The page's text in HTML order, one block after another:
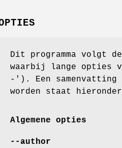
Dit programma volgt
waarbij lange opties
-'). Een
worden staat
Algemene opties
--author